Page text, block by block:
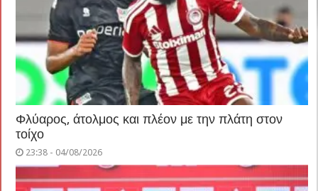
Φλύαρος, άτολμος και πλέον με την πλάτη στον
τοίχο
23:38 - 04/08/2026